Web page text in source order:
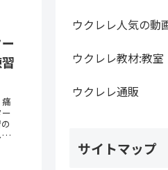
ウクレレ人気の
ウクレレ教材:教室
ウクレレ通販
サイトマップ